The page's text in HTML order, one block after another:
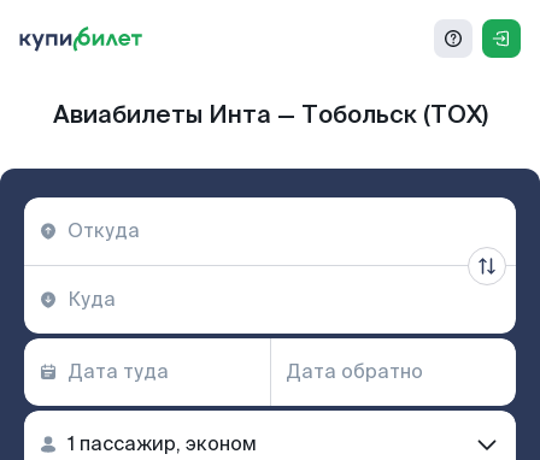
Авиабилеты Инта — Тобольск (TOX)